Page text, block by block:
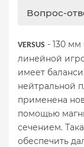
Вопрос-
VERSUS - 130
линейной
имеет
нейтральной
применена
помощью
сечением.
обеспечить